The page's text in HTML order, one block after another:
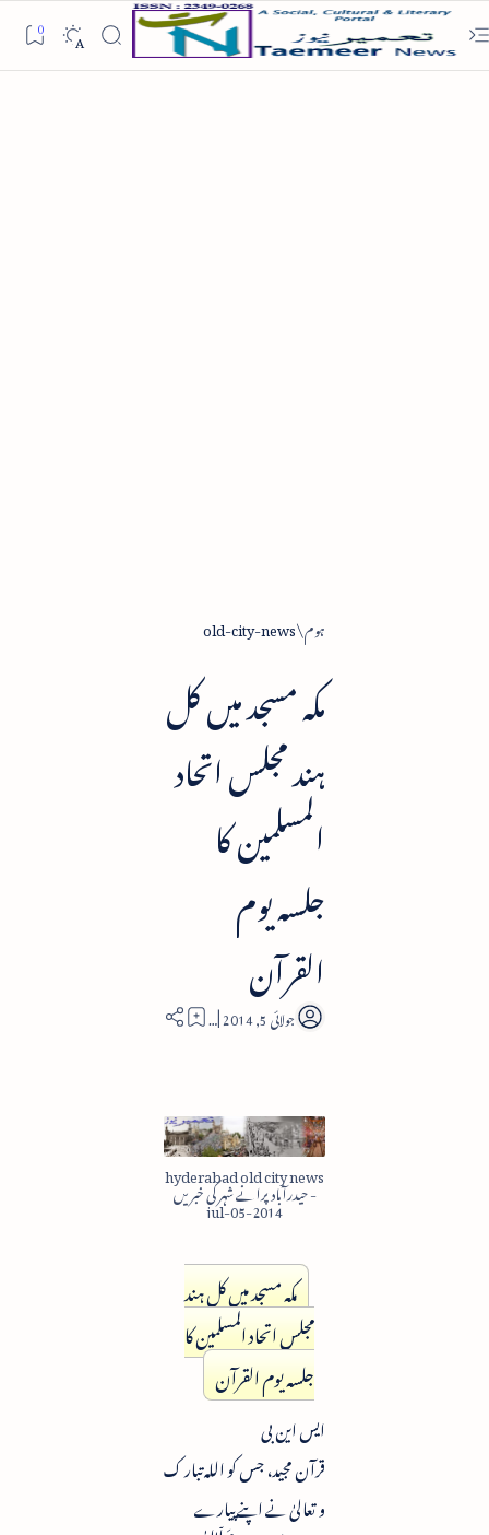
ہوم old-city-news
مکہ مسجد میں کل
ہند مجلس اتحاد
المسلمین کا
جلسہ یوم
القرآن
5
hyderabad old city news
- حیدرآباد پرانے شہر کی خبریں
2014-jul-05
مکہ مسجد میں کل ہند
مجلس اتحاد المسلمین کا
جلسہ یوم القرآن
ایس این بی
قرآن مجید، جس کو اللہ تبار ک
و تعالیٰ نے اپنے پیارے